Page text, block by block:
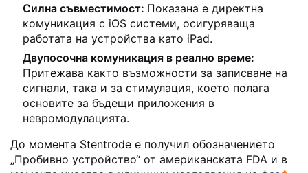
Силна съвместимост: Показана е директна
комуникация с iOS системи, осигуряваща
работата на устройства като iPad.
Двупосочна комуникация в реално време:
Притежава както възможности за записване на
сигнали, така и за стимулация, което полага
основите за бъдещи приложения в
невромодулацията.
До момента Stentrode е получил обозначението
„Пробивно устройство“ от американската FDA и в